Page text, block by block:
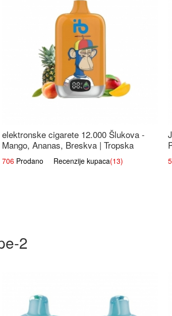
elektronske cigarete 12.000 Šlukova -
Mango, Ananas, Breskva | Tropska
Voćna Mješavina
706Prodano Recenzije kupaca(13)
2